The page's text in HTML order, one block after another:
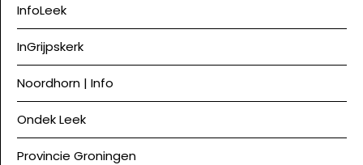
InfoLeek
InGrijpskerk
Noordhorn | Info
Ondek Leek
Provincie Groningen